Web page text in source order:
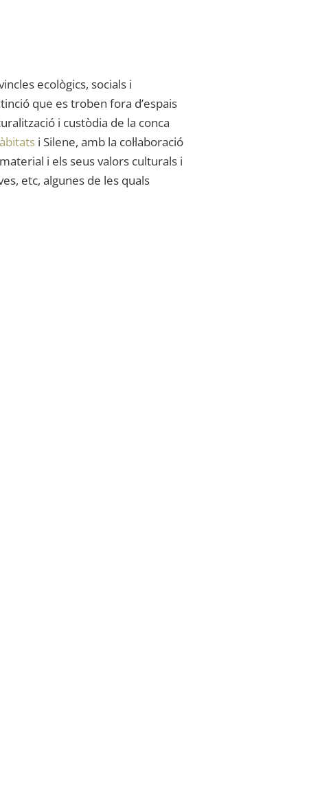
ecològics, socials i
que es troben fora d’espais
i custòdia de la conca
i Silene, amb la col·laboració
i els seus valors culturals i
etc, algunes de les quals